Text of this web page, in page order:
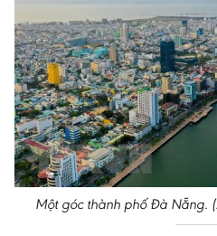
Một góc thành phố Đà Nẵng.